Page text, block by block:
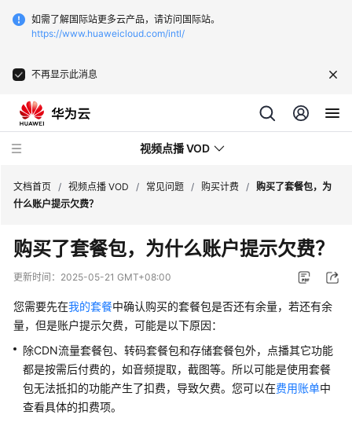
如需了解国际站更多云产品，请访问国际站。
https://www.huaweicloud.com/intl/
不再显示此消息
视频点播 VOD
新
动
服
公
告
产
文档首页 / 视频点播 VOD / 常见问题 / 购买计费 / 购买了套餐包，为
什么账户提示欠费？
购买了套餐包，为什么账户提示欠费？
更新时间： 2025-05-21 GMT+08:00
您需要先在我的套餐中确认购买的套餐包是否还有余量，若还有余
量，但是账户提示欠费，可能是以下原因：
除CDN流量套餐包、转码套餐包和存储套餐包外，点播其它功能
都是按需后付费的，如音频提取，截图等。所以可能是使用套餐
包无法抵扣的功能产生了扣费，导致欠费。您可以在费用账单中
查看具体的扣费项。